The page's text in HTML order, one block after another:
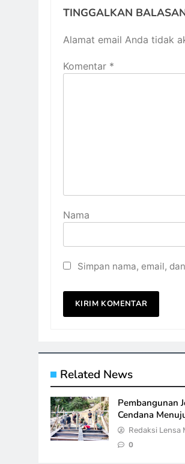
TINGGALKAN
Alamat email Anda tidak
Komentar *
Nama
Simpan nama, email,
Related News
Pembangunan
Cendana
Redaksi Lensa
0